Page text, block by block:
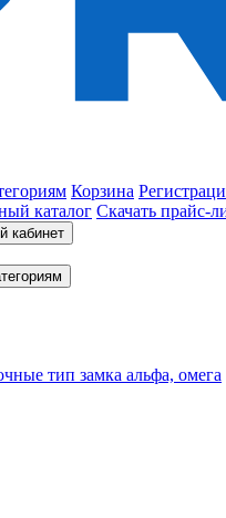
Корзина
каталог Скачать прайс-
кабинет
тип замка альфа, омега